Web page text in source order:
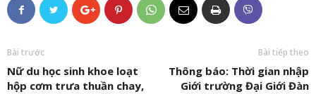
Bài trước
Nữ du học sinh khoe loạt
hộp cơm trưa thuần chay,
Bài tiếp theo
Thông báo: Thời gian nhập
Giới trường Đại Giới Đàn